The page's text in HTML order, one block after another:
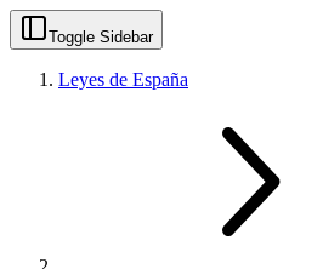
Toggle Sidebar
Leyes de España